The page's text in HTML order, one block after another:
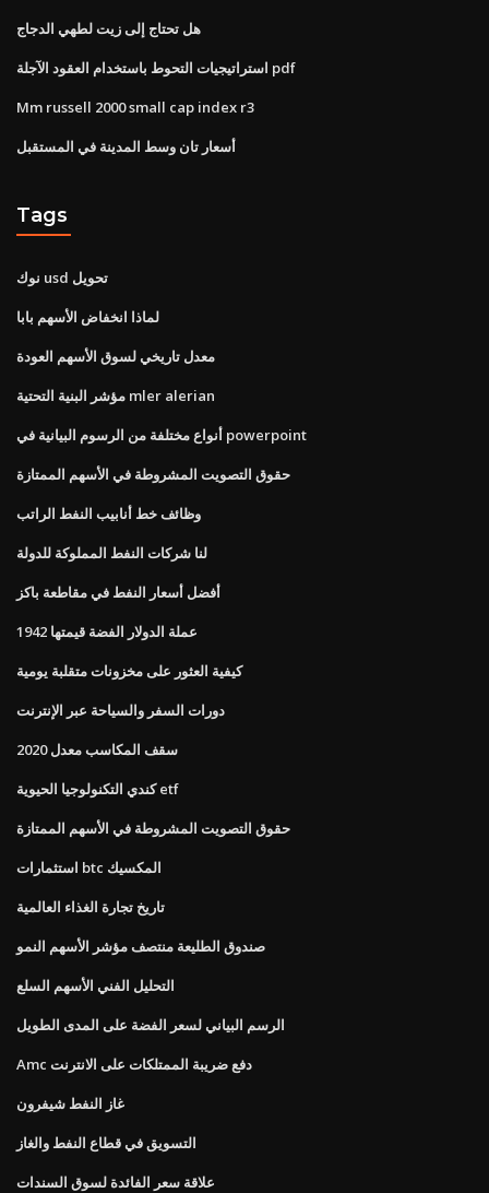
هل تحتاج إلى زيت لطهي الدجاج
استراتيجيات التحوط باستخدام العقود الآجلة pdf
Mm russell 2000 small cap index r3
أسعار تان وسط المدينة في المستقبل
Tags
نوك usd تحويل
لماذا انخفاض الأسهم بابا
معدل تاريخي لسوق الأسهم العودة
مؤشر البنية التحتية mler alerian
أنواع مختلفة من الرسوم البيانية في powerpoint
حقوق التصويت المشروطة في الأسهم الممتازة
وظائف خط أنابيب النفط الراتب
لنا شركات النفط المملوكة للدولة
أفضل أسعار النفط في مقاطعة باكز
1942 عملة الدولار الفضة قيمتها
كيفية العثور على مخزونات متقلبة يومية
دورات السفر والسياحة عبر الإنترنت
سقف المكاسب معدل 2020
كندي التكنولوجيا الحيوية etf
حقوق التصويت المشروطة في الأسهم الممتازة
استثمارات btc المكسيك
تاريخ تجارة الغذاء العالمية
صندوق الطليعة منتصف مؤشر الأسهم النمو
التحليل الفني الأسهم السلع
الرسم البياني لسعر الفضة على المدى الطويل
Amc دفع ضريبة الممتلكات على الانترنت
غاز النفط شيفرون
التسويق في قطاع النفط والغاز
علاقة سعر الفائدة لسوق السندات